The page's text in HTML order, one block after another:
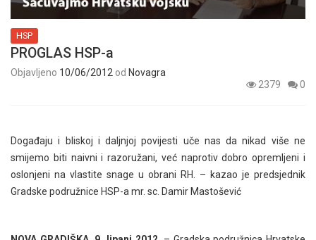
HSP
PROGLAS HSP-a
Objavljeno 10/06/2012 od Novagra
2379
0
Događaju i bliskoj i daljnjoj povijesti uče nas da nikad više ne
smijemo biti naivni i razoružani, već naprotiv dobro opremljeni i
oslonjeni na vlastite snage u obrani RH. – kazao je predsjednik
Gradske podružnice HSP-a mr. sc. Damir Mastošević